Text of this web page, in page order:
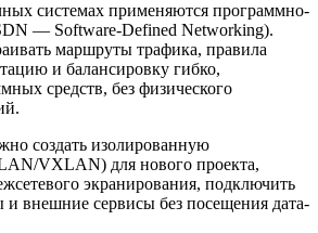
системах применяются программно-
— Software-Defined Networking).
маршруты трафика, правила
и балансировку гибко,
средств, без физического
создать изолированную
VXLAN) для нового проекта,
экранирования, подключить
внешние сервисы без посещения дата-